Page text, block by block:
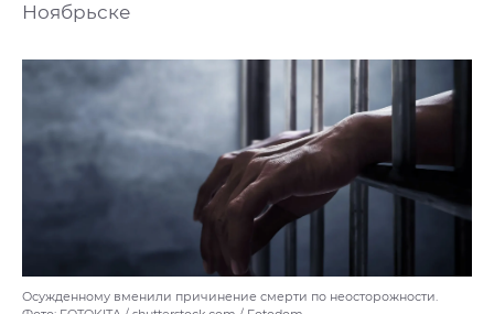
Ноябрьске
Осужденному вменили причинение смерти по неосторожности.